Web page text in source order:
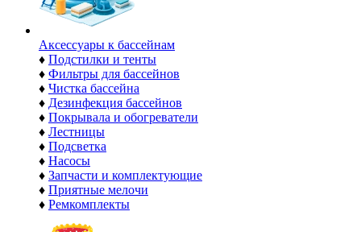
Аксессуары к бассейнам
♦ Подстилки и тенты
♦ Фильтры для бассейнов
♦ Чистка бассейна
♦ Дезинфекция бассейнов
♦ Покрывала и обогреватели
♦ Лестницы
♦ Подсветка
♦ Насосы
♦ Запчасти и комплектующие
♦ Приятные мелочи
♦ Ремкомплекты